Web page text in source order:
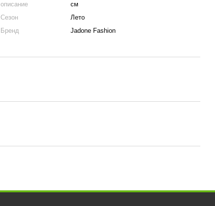
описание
см
Сезон
Лето
Бренд
Jadone Fashion